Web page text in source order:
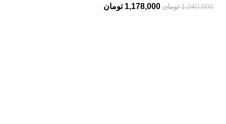
1,240,000 تومان 1,178,000 تومان